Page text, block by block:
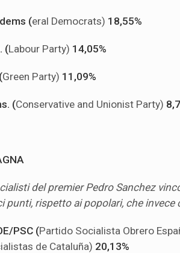
(eral Democrats) 18,55%
(Labour Party) 14,05%
Green Party) 11,09%
(Conservative and Unionist Party)
del premier Pedro Sanchez
punti, rispetto ai popolari, che invece
PSC (Partido Socialista Obrero
de Cataluña) 20,13%